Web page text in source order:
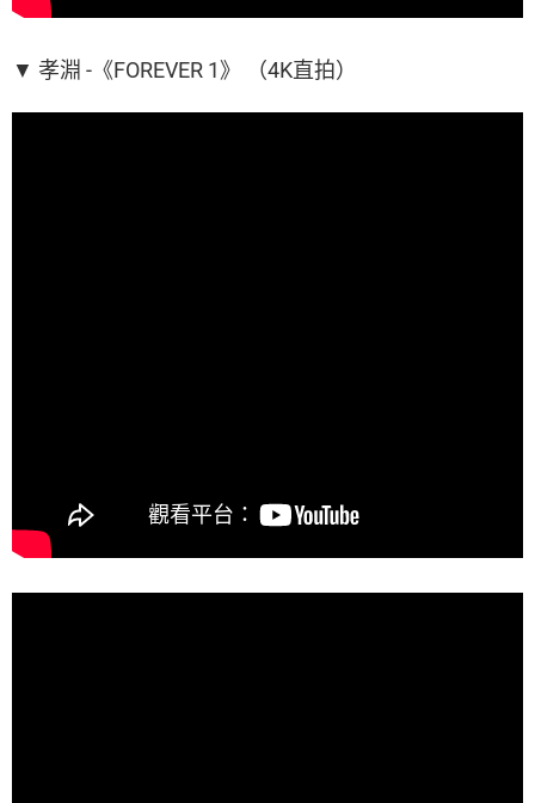
▼ 孝淵 -《FOREVER 1》 （4K直拍）